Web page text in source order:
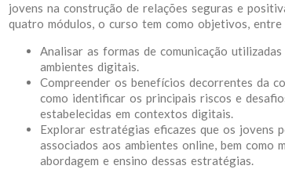
jovens na construção de relações seguras e
quatro módulos, o curso tem como objetivos,
Analisar as formas de comunicação
ambientes digitais.
Compreender os benefícios decorrentes da
como identificar os principais riscos e
estabelecidas em contextos digitais.
Explorar estratégias eficazes que os jovens
associados aos ambientes online, bem como
abordagem e ensino dessas estratégias.